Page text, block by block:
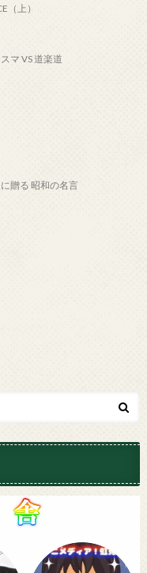
（上）
マ VS 道楽道
贈る 昭和の名言